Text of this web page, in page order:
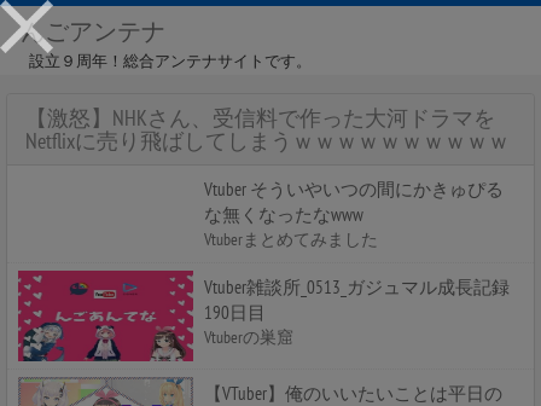
んごアンテナ
設立９周年！総合アンテナサイトです。
【激怒】NHKさん、受信料で作った大河ドラマを
Netflixに売り飛ばしてしまうｗｗｗｗｗｗｗｗｗｗ
Vtuber そういやいつの間にかきゅぴる
な無くなったなwww
Vtuberまとめてみました
Vtuber雑談所_0513_ガジュマル成長記録
190日目
Vtuberの巣窟
【VTuber】俺のいいたいことは平日の